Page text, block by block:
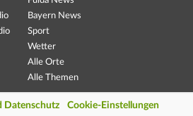
Bayern News
Sport
Wetter
Alle Orte
Alle Themen
Datenschutz Cookie-Einstellungen